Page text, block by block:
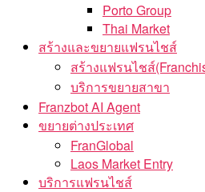
Porto Group
Thai Market
สร้างและขยายแฟรนไชส์
สร้างแฟรนไชส์
บริการขยายสาขา
Franzbot AI Agent
ขยายต่างประเทศ
FranGlobal
Laos Market Entry
บริการแฟรนไชส์